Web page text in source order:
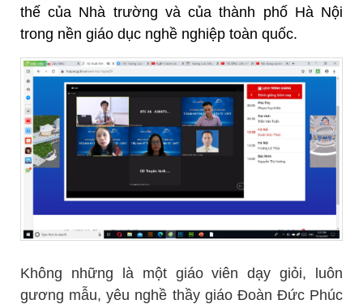
thế của Nhà trường và của thành phố Hà Nội
trong nền giáo dục nghề nghiệp toàn quốc.
Không những là một giáo viên dạy giỏi, luôn
gương mẫu, yêu nghề thầy giáo Đoàn Đức Phúc